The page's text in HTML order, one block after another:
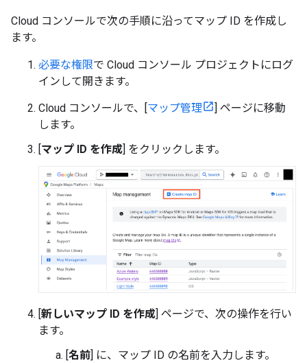
Cloud コンソールで次の手順に沿ってマップ ID を作成し
ます。
必要な権限で Cloud コンソール プロジェクトにログ
インして開きます。
Cloud コンソールで、[マップ管理
] ページに移動
します。
[マップ ID を作成] をクリックします。
新しいマップ ID を作成 ] ページで、次の操作を行い
ます。
名前 ] に、マップ ID の名前を入力します。